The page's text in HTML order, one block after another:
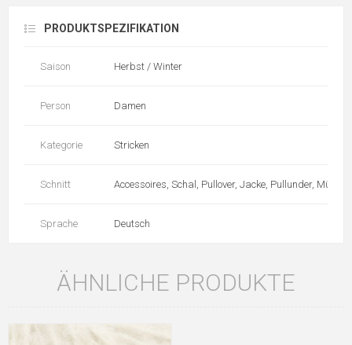
PRODUKTSPEZIFIKATION
Saison Herbst / Winter
Person Damen
Kategorie Stricken
Schnitt Accessoires, Schal, Pullover, Jacke, Pullunder, Mütze
Sprache Deutsch
ÄHNLICHE PRODUKTE